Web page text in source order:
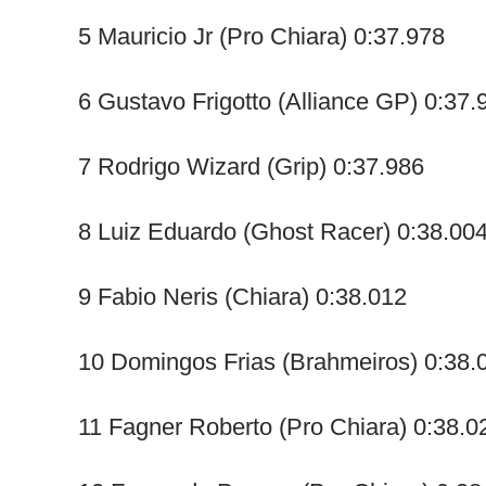
5 Mauricio Jr (Pro Chiara) 0:37.978
6 Gustavo Frigotto (Alliance GP)
7 Rodrigo Wizard (Grip) 0:37.986
8 Luiz Eduardo (Ghost Racer)
9 Fabio Neris (Chiara) 0:38.012
10 Domingos Frias (Brahmeiros)
11 Fagner Roberto (Pro Chiara)